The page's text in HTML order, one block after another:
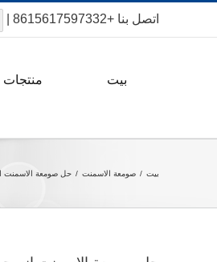
الى
اتصل بنا +8615617597332
بيت منتجات
بيت صومعة الاسمنت حل صومعة الاسمنت